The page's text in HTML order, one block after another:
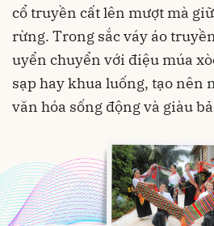
cổ truyền cất lên mượt mà
rừng. Trong sắc váy áo
uyển chuyển với điệu múa
sạp hay khua luống, tạo nên
văn hóa sống động và giàu